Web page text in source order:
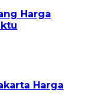
Harga
Harga